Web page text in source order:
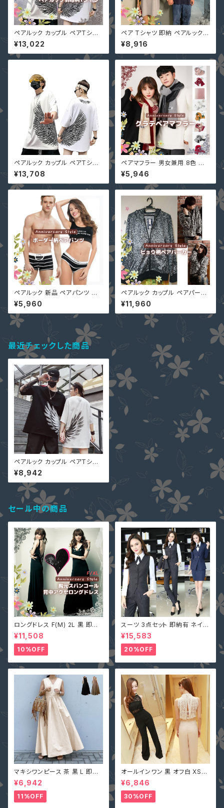
ペアルック カップル ペアTシャ
ツ 白S & XL 即納 トップス メン
ズ Tシャツ 半袖 レディース P7
0906 羽根 男女兼用 ユニセッ
¥13,022
ペア Tシャツ 即納 ペアルック
カップル 半袖 プリント ロゴ グ
レー ブルー free 男女兼用 216
2006 古着風ダメージ加工 レデ
¥8,916
ペアルック カップル ペアTシャ
ツ 即納 ペア トップス メンズ カ
ットソー Tシャツ 半袖 レディー
ス シンプル P7090 送料無料
サイズ 羽根 ゆったり 男女兼用
ユニセックス 韓国風ファッション
¥13,708
ペアマフラー 男女兼用 8色 ペ
アルック カップル ストール 大判
厚手 お揃い 8628673 レディ
ース メンズ クリスマスプレゼン
¥5,946
ペアルック 新品 ペアパンツ カッ
プルパンツ インナー ペア下着
カップル下着 大きいサイズ 下着
セクシー ペアルックボーダー
（女性トップスなし） P1001
¥5,960
ペアルック カップル ペアパーカ
ー 即納 薄手 ユニセックス 豹柄
レオパード 秋 春 ハラコ調 NTS
-9Z0002 フード付き ブルゾン
パーカ グレー系
¥11,960
最近チェックした商品
ペアルック カップル ペアTシャ
ツ ペア カップル 半袖Ｔシャツ
切り替え 体型カバー 着痩せ 羽
根柄 大きいサイズ 男女兼用 ユ
ニセックス 黒 白 S-3XL 21560
¥8,942
セール中の商品
ロングドレス F(M) 2L 黒 即納
マキシワンピース キャバ嬢 パー
ティードレス スパンコール 二次
会 大きいサイズ YJ-6536 レデ
ィース 背中開き ノースリーブ イ
ブニングドレス
¥11,508
10%OFF
スーツ 3点セット 即納有 ネイビ
ー グレー S M L 2L 3L 4L 大
きいサイズ パンツ or スカート＋
ジャケット＋ベスト ストライプ X
Z-X10083
¥15,583
20%OFF
マキシワンピース 茶 黒 L 即納
オフベージュレディース Vネック
nclq496 ロング ギャザー フレ
アー ノースリーブ 夏 森ガール
袖なし
¥6,942
11%OFF
オールインワン 黒 オフ白 XS-X
L 即納 パンツドレス 襟ビジュー
フェイクパール レース シースル
ー ホルターネック 背中開き オ
フホワイト 無地 2161366
¥6,846
30%OFF